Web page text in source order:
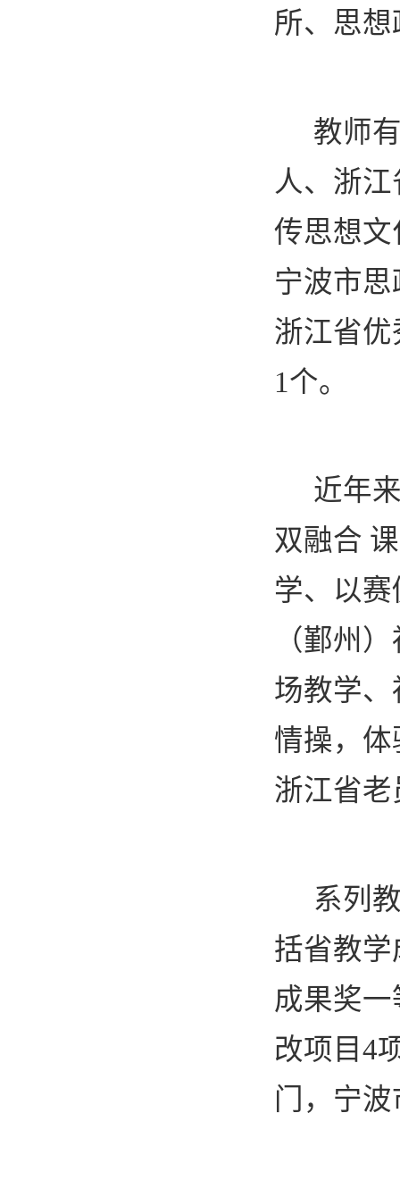
所、思
教师
人、浙
传思想文
宁波市
浙江省
1个。
近年
双融合
学、以
（鄞州
场教学
情操，
浙江省
系列
括省教
成果奖一
改项目 4
门，宁